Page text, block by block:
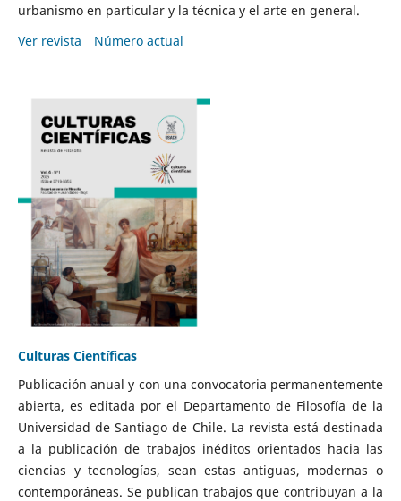
urbanismo en particular y la técnica y el arte en general.
Ver revista
Número actual
Culturas Científicas
Publicación anual y con una convocatoria permanentemente
abierta, es editada por el Departamento de Filosofía de la
Universidad de Santiago de Chile. La revista está destinada
a la publicación de trabajos inéditos orientados hacia las
ciencias y tecnologías, sean estas antiguas, modernas o
contemporáneas. Se publican trabajos que contribuyan a la